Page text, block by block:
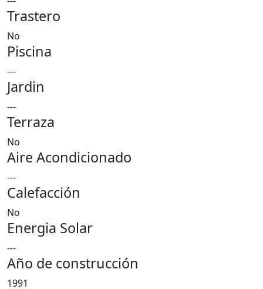
Trastero
No
Piscina
---
Jardin
---
Terraza
No
Aire Acondicionado
---
Calefacción
No
Energia Solar
---
Año de construcción
1991